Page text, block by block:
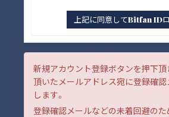
上記に同意してBitfan ID
新規アカウント登録ボタンを押下頂
頂いたメールアドレス宛に登録確
します。
登録確認メールなどの未着回避のた